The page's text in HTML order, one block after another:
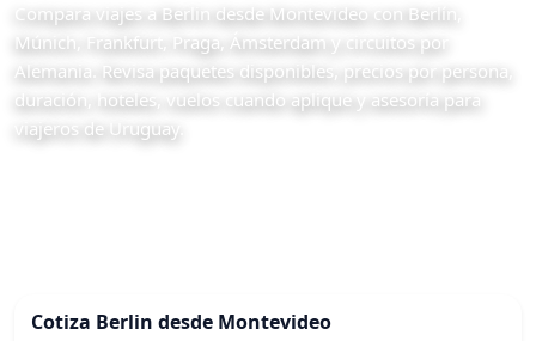
Compara viajes a Berlin desde Montevideo con Berlín,
Múnich, Frankfurt, Praga, Ámsterdam y circuitos por
Alemania. Revisa paquetes disponibles, precios por persona,
duración, hoteles, vuelos cuando aplique y asesoría para
viajeros de Uruguay.
Cotiza Berlin desde Montevideo